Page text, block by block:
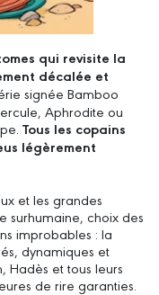
qui revisite la
décalée et
signée Bamboo
Aphrodite ou
Tous les copains
légèrement
et les grandes
surhumaine, choix des
improbables : la
dynamiques et
Hadès et tous leurs
de rire garanties.